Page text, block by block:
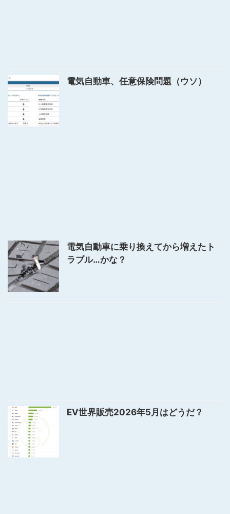
電気自動車、任意保険問題（ウソ）
電気自動車に乗り換えてから増えたト
ラブル…かな？
EV世界販売2026年5月はどうだ？